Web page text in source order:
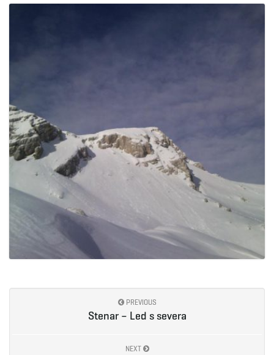
PREVIOUS
Stenar – Led s severa
NEXT